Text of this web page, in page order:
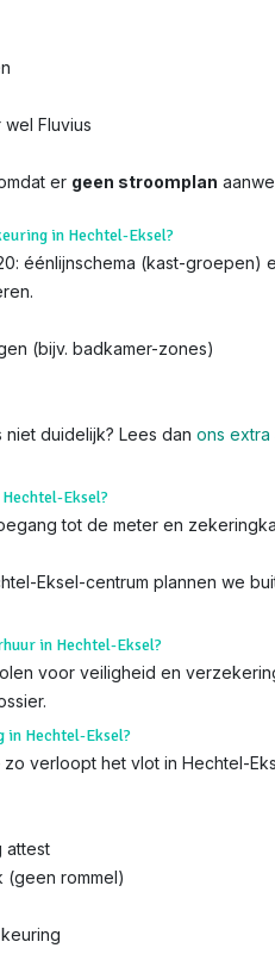
Fluvius
er geen stroomplan
in Hechtel-Eksel?
éénlijnschema (kast-
(bijv. badkamer-zones)
duidelijk? Lees dan ons extra
Eksel?
tot de meter en
Eksel-centrum plannen we
in Hechtel-Eksel?
voor veiligheid en
in Hechtel-Eksel?
verloopt het vlot in Hechtel-
attest
(geen rommel)